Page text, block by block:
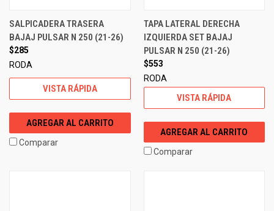
SALPICADERA TRASERA
BAJAJ PULSAR N 250 (21-26)
$285
RODA
VISTA RÁPIDA
AGREGAR AL CARRITO
Comparar
TAPA LATERAL DERECHA
IZQUIERDA SET BAJAJ
PULSAR N 250 (21-26)
$553
RODA
VISTA RÁPIDA
AGREGAR AL CARRITO
Comparar